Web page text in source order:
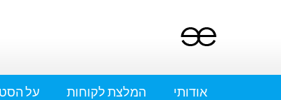
אודותי המלצת לקוחות על